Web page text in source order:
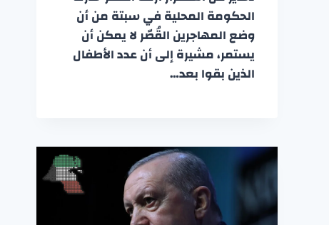
الحكومة المحلية في سبتة من أن
وضع المهاجرين القُصّر لا يمكن أن
يستمر، مشيرة إلى أن عدد الأطفال
الذين بقوا بعد…